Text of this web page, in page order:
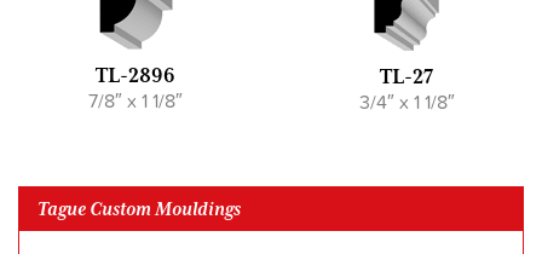
TL-2896
7/8″ x 1 1/8″
TL-27
3/4″ x 1 1/8″
Tague Custom Mouldings